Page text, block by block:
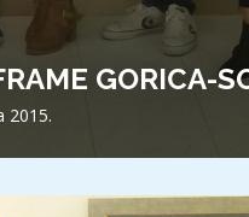
GORICA-
2015.